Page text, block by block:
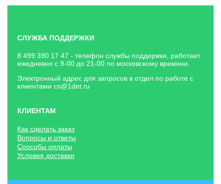
СЛУЖБА ПОДДЕРЖКИ
8 499 390 17 47 - телефон службы поддержки, работает
ежедневно с 9-00 до 21-00 по московскому времени.
Электронный адрес для запросов в отдел по работе с
клиентами cs@1det.ru
КЛИЕНТАМ
Как сделать заказ
Вопросы и ответы
Способы оплаты
Условия доставки